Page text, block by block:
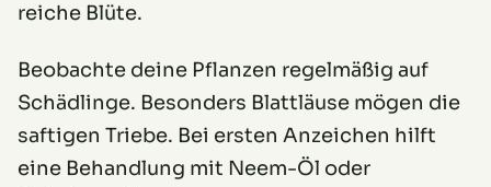
reiche Blüte.
Beobachte deine Pflanzen regelmäßig auf
Schädlinge. Besonders Blattläuse mögen die
saftigen Triebe. Bei ersten Anzeichen hilft
eine Behandlung mit Neem-Öl oder